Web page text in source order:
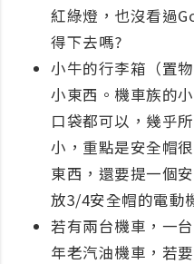
紅綠燈，也沒看過
得下去嗎?
小牛的行李箱（置
小東西。機車族的
口袋都可以，幾乎
小，重點是安全帽
東西，還要提一個
放3/4安全帽的電動
若有兩台機車，一
年老汽油機車，若